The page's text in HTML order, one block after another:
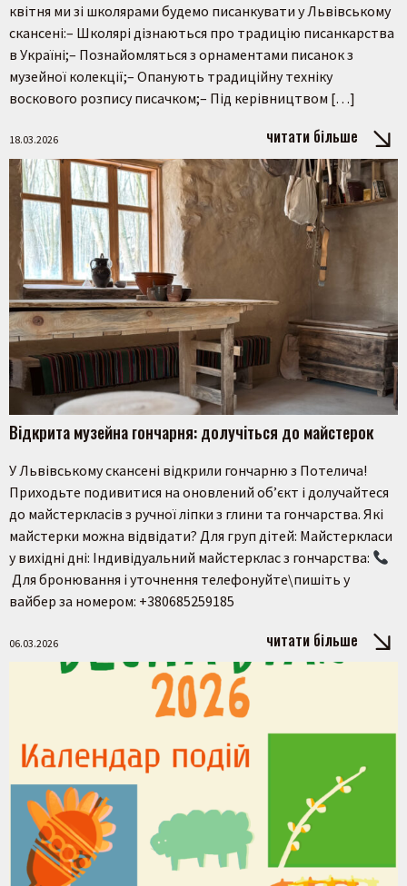
квітня ми зі школярами будемо писанкувати у Львівському
скансені:– Школярі дізнаються про традицію писанкарства
в Україні;– Познайомляться з орнаментами писанок з
музейної колекції;– Опанують традиційну техніку
воскового розпису писачком;– Під керівництвом […]
18.03.2026 читати більше
Відкрита музейна гончарня: долучіться до майстерок
У Львівському скансені відкрили гончарню з Потелича!
Приходьте подивитися на оновлений об’єкт і долучайтеся
до майстеркласів з ручної ліпки з глини та гончарства. Які
майстерки можна відвідати? Для груп дітей: Майстеркласи
у вихідні дні: Індивідуальний майстерклас з гончарства:
Для бронювання і уточнення телефонуйте\пишіть у
вайбер за номером: +380685259185
06.03.2026 читати більше